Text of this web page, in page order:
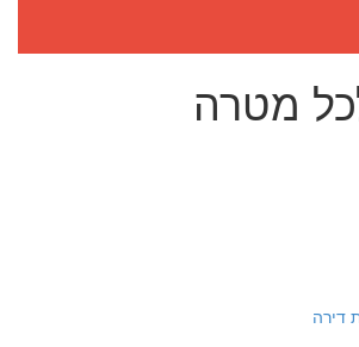
מטרה
דירה